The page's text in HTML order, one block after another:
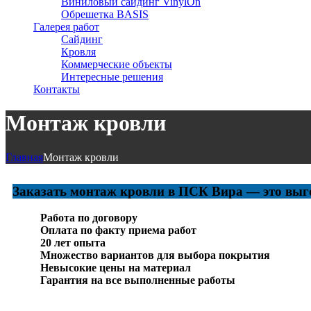
Обрешетка BASIS
Галерея работ
Сайдинг
Кровля
Коммерческие объекты
Интересные решения
Контакты
Монтаж кровли
ГлавнаяМонтаж кровли
Заказать монтаж кровли в ПСК Вира — это
Работа по договору
Оплата по факту приема работ
20 лет опыта
Множество вариантов для выбора покрытия
Невысокие цены на материал
Гарантия на все выполненные работы